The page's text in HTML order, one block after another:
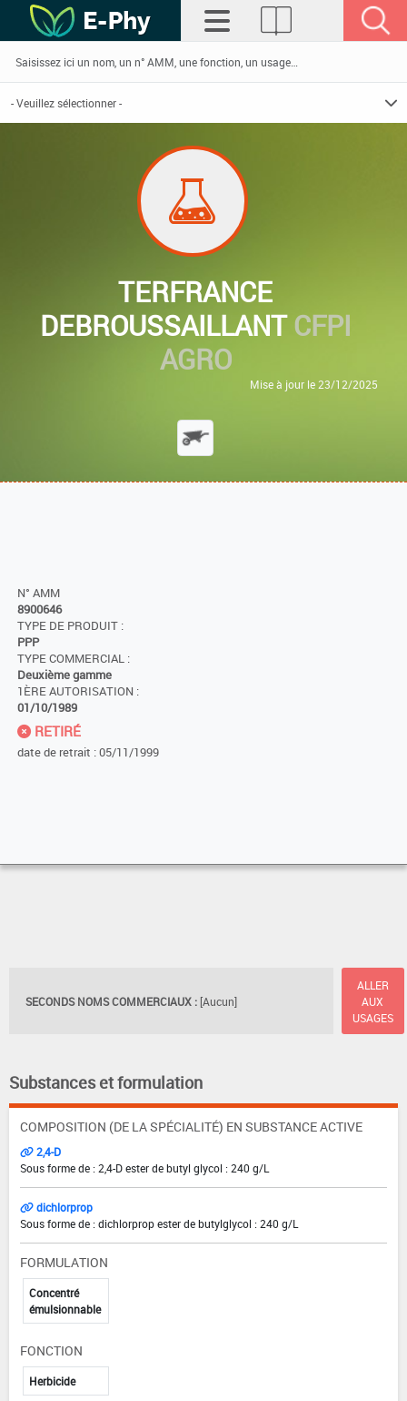
TERFRANCE
DEBROUSSAILLANTCFPI
AGRO
Mise à jour le 23/12/2025
N° AMM
8900646
TYPE DE PRODUIT :
PPP
TYPE COMMERCIAL :
Deuxième gamme
1ÈRE AUTORISATION :
01/10/1989
RETIRÉ
date de retrait : 05/11/1999
SECONDS NOMS COMMERCIAUX : [Aucun]
ALLER
AUX
USAGES
Substances et formulation
COMPOSITION (DE LA SPÉCIALITÉ) EN SUBSTANCE ACTIVE
2,4-D
Sous forme de : 2,4-D ester de butyl glycol : 240 g/L
dichlorprop
Sous forme de : dichlorprop ester de butylglycol : 240 g/L
FORMULATION
Concentré
émulsionnable
FONCTION
Herbicide